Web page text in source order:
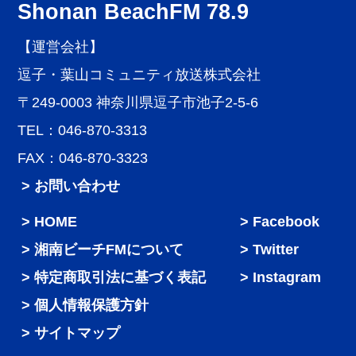
Shonan BeachFM 78.9
【運営会社】
逗子・葉山コミュニティ放送株式会社
〒249-0003 神奈川県逗子市池子2-5-6
TEL：046-870-3313
FAX：046-870-3323
> お問い合わせ
HOME
湘南ビーチFMについて
特定商取引法に基づく表記
個人情報保護方針
サイトマップ
Facebook
Twitter
Instagram